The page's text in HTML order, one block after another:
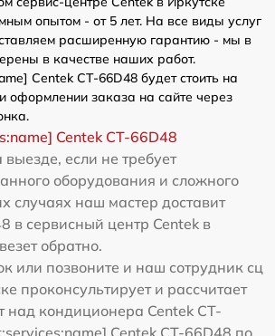
опытом - от 5 лет. На все виды услуг
расширенную гарантию - мы в
в качестве наших работ.
Centek CT-66D48 будет стоить на
оформлении заказа на сайте через
Centek CT-66D48
если не требует
оборудования и сложного
случаях наш мастер доставит
в сервисный центр Centek в
обратно.
или позвоните и наш сотрудник сц
проконсультирует и рассчитает
над кондиционера Centek CT-